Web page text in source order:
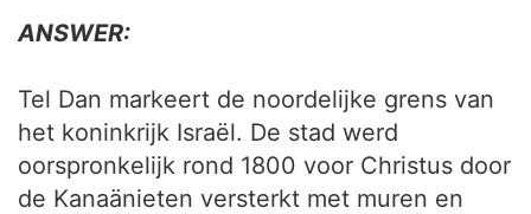
ANSWER:
Tel Dan markeert de noordelijke grens van
het koninkrijk Israël. De stad werd
oorspronkelijk rond 1800 voor Christus door
de Kanaänieten versterkt met muren en